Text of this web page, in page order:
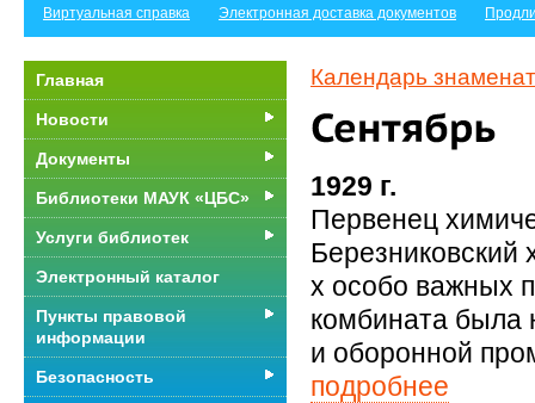
Виртуальная справка Электронная доставка документов
Календарь
1929 г.
Первенец
Березниковский
х особо важных
комбината была
и оборонной
подробнее
Главная
Новости
Документы
Библиотеки МАУК «ЦБС»
Услуги библиотек
Электронный каталог
Пункты правовой
информации
Безопасность